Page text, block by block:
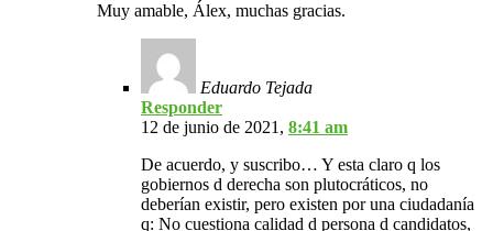
Muy amable, Álex, muchas gracias.
Eduardo Tejada
Responder
12 de junio de 2021, 8:41 am
De acuerdo, y suscribo… Y esta claro q los
gobiernos d derecha son plutocráticos, no
deberían existir, pero existen por una ciudadanía
q: No cuestiona calidad d persona d candidatos,